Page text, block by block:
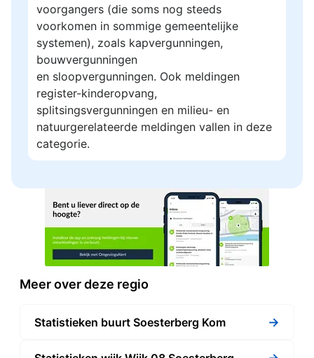
voorgangers (die soms nog steeds
voorkomen in sommige gemeentelijke
systemen), zoals kapvergunningen,
bouwvergunningen
en sloopvergunningen. Ook meldingen
register-kinderopvang,
splitsingsvergunningen en milieu- en
natuurgerelateerde meldingen vallen in deze
categorie.
Meer over deze regio
Statistieken buurt Soesterberg Kom →